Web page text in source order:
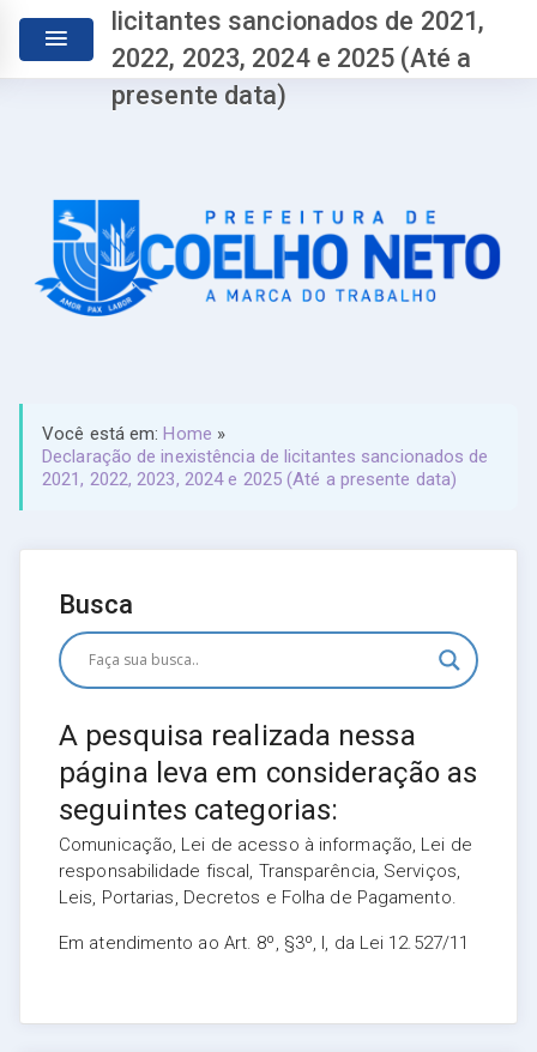
licitantes sancionados de 2021,
2022, 2023, 2024 e 2025 (Até a
presente data)
Você está em:Home »
Declaração de inexistência de licitantes sancionados de
2021, 2022, 2023, 2024 e 2025 (Até a presente data)
Busca
A pesquisa realizada nessa
página leva em consideração as
seguintes categorias:
Comunicação, Lei de acesso à informação, Lei de
responsabilidade fiscal, Transparência, Serviços,
Leis, Portarias, Decretos e Folha de Pagamento.
Em atendimento ao Art. 8º, §3º, I, da Lei 12.527/11